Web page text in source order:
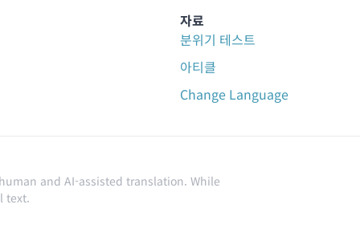
자료
분위기 테스트
아티클
Change Language
and AI-assisted translation. While
text.